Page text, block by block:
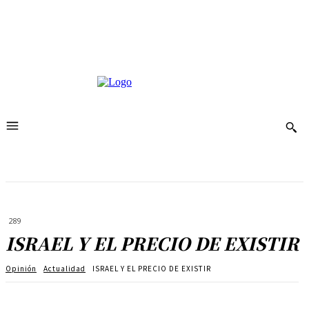
289
ISRAEL Y EL PRECIO DE EXISTIR
Opinión Actualidad ISRAEL Y EL PRECIO DE EXISTIR